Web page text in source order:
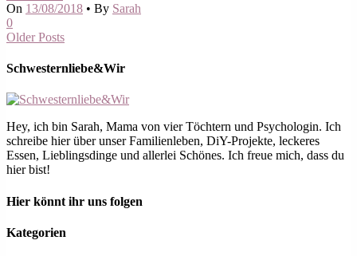
On 13/08/2018 • By Sarah
0
Older Posts
Schwesternliebe&Wir
Hey, ich bin Sarah, Mama von vier Töchtern und Psychologin. Ich
schreibe hier über unser Familienleben, DiY-Projekte, leckeres
Essen, Lieblingsdinge und allerlei Schönes. Ich freue mich, dass du
hier bist!
Hier könnt ihr uns folgen
Kategorien